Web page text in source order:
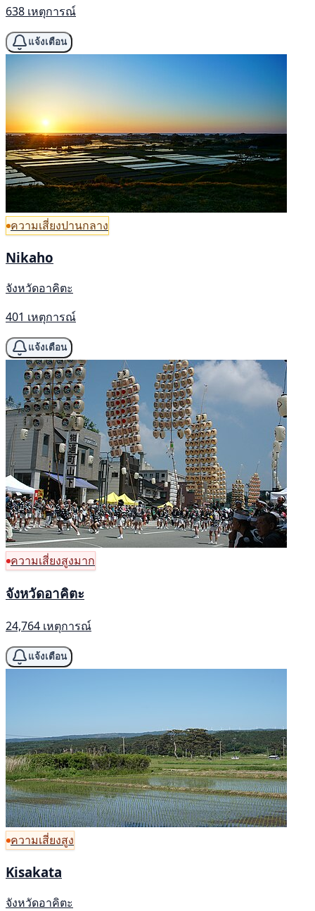
638 เหตุการณ์
แจ้งเตือน
ความเสี่ยงปานกลาง
Nikaho
จังหวัดอาคิตะ
401 เหตุการณ์
แจ้งเตือน
ความเสี่ยงสูงมาก
จังหวัดอาคิตะ
24,764 เหตุการณ์
แจ้งเตือน
ความเสี่ยงสูง
Kisakata
จังหวัดอาคิตะ